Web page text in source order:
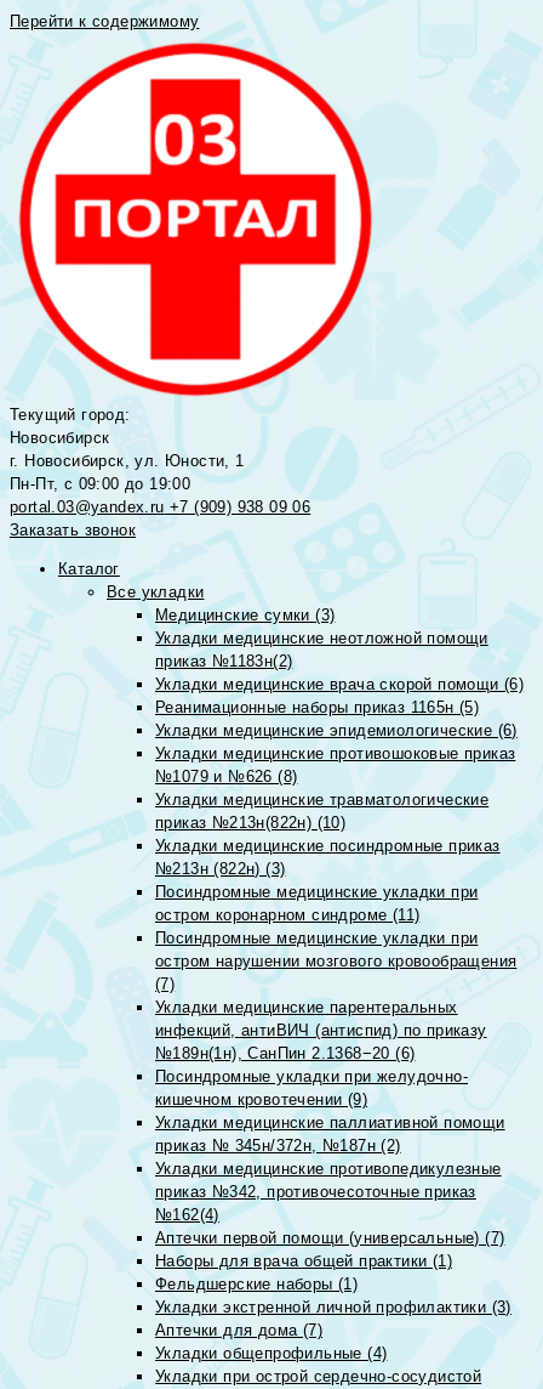
Перейти к содержимому
Текущий город:
Новосибирск
г. Новосибирск, ул. Юности, 1
Пн-Пт, с 09:00 до 19:00
portal.03@yandex.ru +7 (909) 938 09 06
Заказать звонок
Каталог
Все укладки
Медицинские сумки (3)
Укладки медицинские неотложной помощи
приказ №1183н(2)
Укладки медицинские врача скорой помощи (6)
Реанимационные наборы приказ 1165н (5)
Укладки медицинские эпидемиологические (6)
Укладки медицинские противошоковые приказ
№1079 и №626 (8)
Укладки медицинские травматологические
приказ №213н(822н) (10)
Укладки медицинские посиндромные приказ
№213н (822н) (3)
Посиндромные медицинские укладки при
остром коронарном синдроме (11)
Посиндромные медицинские укладки при
остром нарушении мозгового кровообращения
(7)
Укладки медицинские парентеральных
инфекций, антиВИЧ (антиспид) по приказу
№189н(1н), СанПин 2.1368−20 (6)
Посиндромные укладки при желудочно-
кишечном кровотечении (9)
Укладки медицинские паллиативной помощи
приказ № 345н/372н, №187н (2)
Укладки медицинские противопедикулезные
приказ №342, противочесоточные приказ
№162(4)
Аптечки первой помощи (универсальные) (7)
Наборы для врача общей практики (1)
Фельдшерские наборы (1)
Укладки экстренной личной профилактики (3)
Аптечки для дома (7)
Укладки общепрофильные (4)
Укладки при острой сердечно-сосудистой